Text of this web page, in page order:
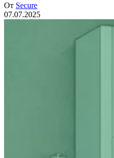
От Secure
07.07.2025